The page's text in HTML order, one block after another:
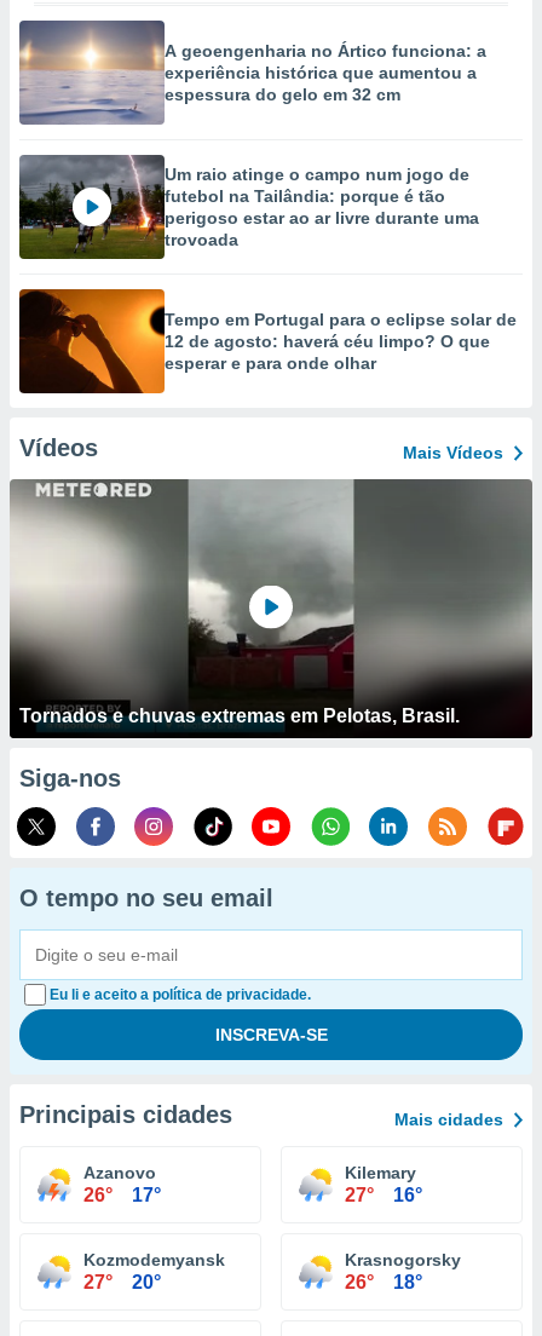
A geoengenharia no Ártico funciona: a
experiência histórica que aumentou a
espessura do gelo em 32 cm
Um raio atinge o campo num jogo de
futebol na Tailândia: porque é tão
perigoso estar ao ar livre durante uma
trovoada
Tempo em Portugal para o eclipse solar de
12 de agosto: haverá céu limpo? O que
esperar e para onde olhar
Vídeos Mais Vídeos
Tornados e chuvas extremas em Pelotas, Brasil.
Siga-nos
O tempo no seu email
Eu li e aceito a política de privacidade.
Principais cidades Mais cidades
Azanovo
26° 17°
Kilemary
27° 16°
Kozmodemyansk
27° 20°
Krasnogorsky
26° 18°